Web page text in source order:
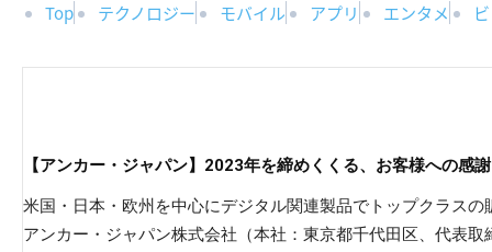
Top テクノロジー モバイル アプリ エンタメ
【アンカー・ジャパン】2023年を締めくくる、お客様への感
米国・日本・欧州を中心にデジタル関連製品でトップクラス
アンカー・ジャパン株式会社（本社：東京都千代田区、代表